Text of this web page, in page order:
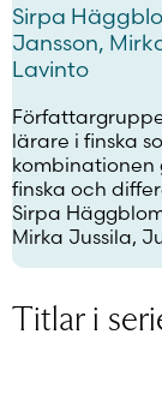
Sirpa
Jansson,
Lavinto
lärare i finska
kombinationen
finska och
Sirpa
Mirka Jussila,
Titlar i